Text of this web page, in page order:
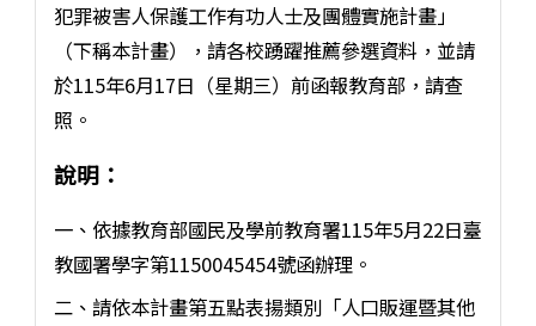
犯罪被害人保護工作有功人士及團體實施計畫」
（下稱本計畫），請各校踴躍推薦參選資料，並請
於115年6月17日（星期三）前函報教育部，請查
照。
說明：
一、依據教育部國民及學前教育署115年5月22日臺
教國署學字第1150045454號函辦理。
二、請依本計畫第五點表揚類別「人口販運暨其他